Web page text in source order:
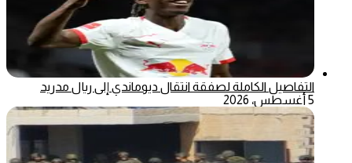
التفاصيل الكاملة لصفقة انتقال ديوماندي إلى ريال مدريد
5 أغسطس، 2026